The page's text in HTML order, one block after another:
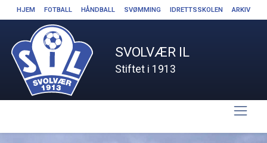
HJEM FOTBALL HÅNDBALL SVØMMING IDRETTSSKOLEN ARKIV
SVOLVÆR IL
Stiftet i 1913